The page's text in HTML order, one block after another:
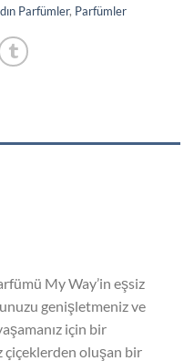
Parfümler, Parfümler
My Way’in eşsiz
genişletmeniz ve
için bir
çiçeklerden oluşan bir